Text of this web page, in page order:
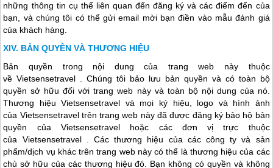
những thông tin cụ thể liên quan đến đăng ký và các điểm đến của
bạn, và chúng tôi có thể gửi email mời bạn điền vào mẫu đánh giá
của khách hàng.
BẢN QUYỀN VÀ THƯƠNG HIỆU
Bản quyền trong nội dung của trang web này thuộc
về Vietsensetravel . Chúng tôi bảo lưu bản quyền và có toàn bộ
quyền sở hữu đối với trang web này và toàn bộ nội dung của nó.
Thương hiệu Vietsensetravel và mọi ký hiệu, logo và hình ảnh
của Vietsensetravel trên trang web này đã được đăng ký bảo hộ bản
quyền của Vietsensetravel hoặc các đơn vị trực thuộc
của Vietsensetravel . Các thương hiệu của các công ty và sản
phẩm/dịch vụ khác trên trang web này có thể là thương hiệu của các
chủ sở hữu của các thương hiệu đó. Bạn không có quyền và không